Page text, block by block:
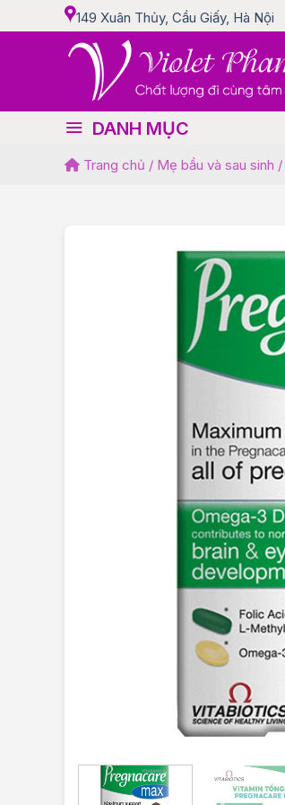
to
149 Xuân Thủy, Cầu Giấy, Hà Nội
DANH MỤC
Trang chủ / Mẹ bầu và sau sinh /